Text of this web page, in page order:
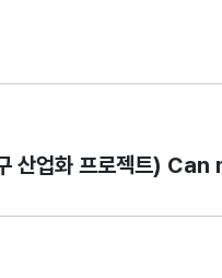
연구 산업화 프로젝